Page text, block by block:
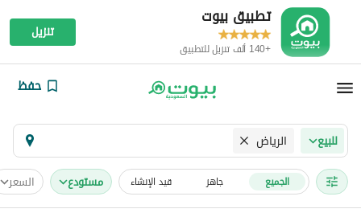
تطبيق بيوت
+140 ألف تنزيل للتطبيق
تنزيل
حفظ
للبيع الرياض
الجميع جاهز قيد الإنشاء مستودع السعر